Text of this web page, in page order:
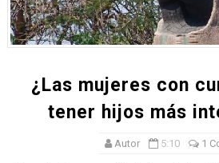
¿Las mujeres con
tener hijos más
Autor 5:10 1